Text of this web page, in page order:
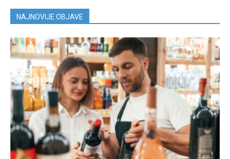
NAJNOVIJE OBJAVE